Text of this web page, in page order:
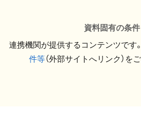
資料固有の条件
連携機関が提供するコンテンツです。
件等（外部サイトへリンク）を